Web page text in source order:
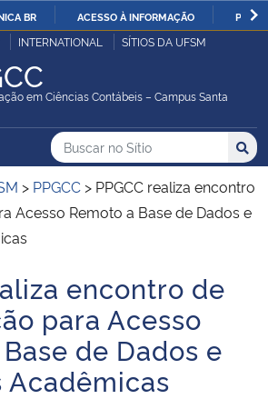
IR
O
BR ACESSO À INFORMAÇÃO
Pública
e Abastecimento
INTERNATIONAL SÍTIOS DA UFSM
em Ciências Contábeis – Campus Santa
do Sítio
Busca
Buscar no no Sítio
Busca:
> PPGCC > PPGCC realiza encontro
Acesso Remoto a Base de Dados e
encontro de
para Acesso
de Dados e
Acadêmicas